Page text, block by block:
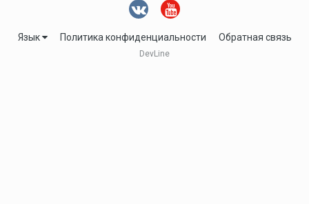
Язык Политика конфиденциальности Обратная связь
DevLine